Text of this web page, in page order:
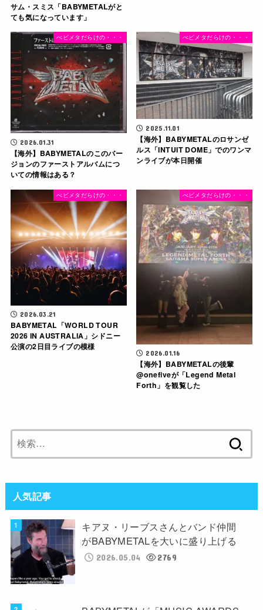
サム・スミス「BABYMETALがと
ても気になっています」
べビメタだらけの・・・
2026.01.31
【海外】BABYMETALのこのバー
ジョンのファーストアルバムにつ
いての情報はある？
べビメタだらけの・・・
2025.11.01
【海外】BABYMETALのロサンゼ
ルス「INTUIT DOME」でのワンマ
ンライブが本日開催
べビメタだらけの・・・
2026.03.21
BABYMETAL「WORLD TOUR
2026 IN AUSTRALIA」シドニー
公演の2日目ライブの模様
べビメタだらけの・・・
2026.01.16
【海外】BABYMETALの後輩
@onefiveが「Legend Metal
Forth」を観覧した
索:
人気記事
キアヌ・リーブスさんとバンド仲間
がBABYMETALを大いに盛り上げる
2026.05.04 2769